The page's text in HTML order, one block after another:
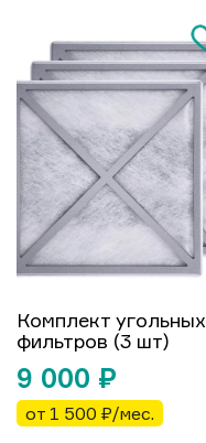
Комплект угольных
фильтров (3 шт)
9 000 ₽
от 1 500 ₽/мес.